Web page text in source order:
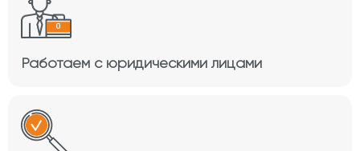
Работаем с юридическими лицами